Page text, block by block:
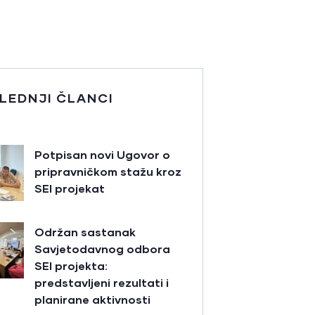
ČLANCI
Potpisan novi Ugovor o
pripravničkom stažu kroz
SEI projekat
Održan sastanak
Savjetodavnog odbora
SEI projekta:
predstavljeni rezultati i
planirane aktivnosti